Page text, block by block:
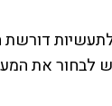
לתעשיות
לבחור את